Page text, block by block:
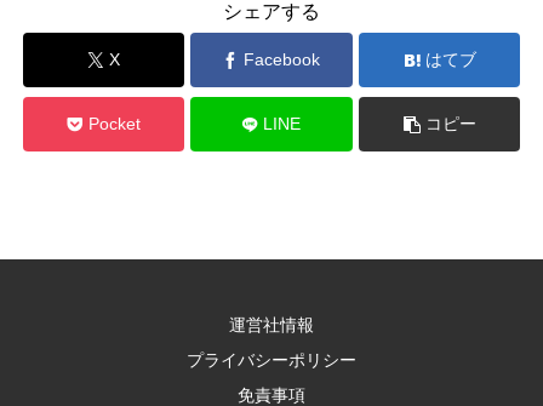
シェアする
X Facebook はてブ
Pocket LINE コピー
運営社情報
プライバシーポリシー
免責事項